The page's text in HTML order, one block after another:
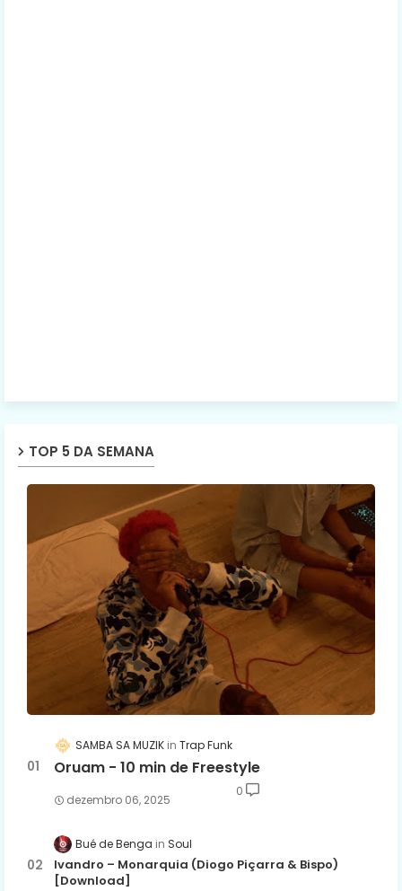
TOP 5 DA SEMANA
SAMBA SA MUZIK Trap Funk
Oruam - 10 min de Freestyle
dezembro 06, 2025
0
Bué de Benga Soul
Ivandro – Monarquia (Diogo Piçarra & Bispo)
[Download]